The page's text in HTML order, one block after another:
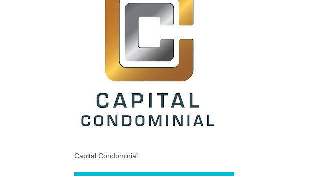
Capital Condominial